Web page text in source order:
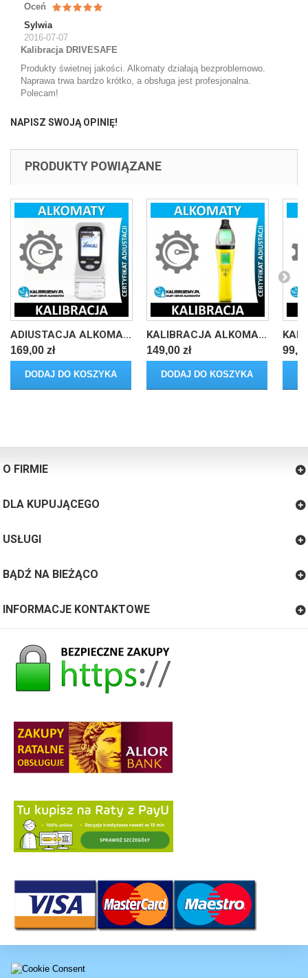
Oceń
Sylwia
2016-07-07
Kalibracja DRIVESAFE
Produkty świetnej jakości. Alkomaty działają bezproblemowo.
Naprawa trwa bardzo krótko, a obsługa jest profesjonalna.
Polecam!
NAPISZ SWOJĄ OPINIĘ!
PRODUKTY POWIĄZANE
ADIUSTACJA ALKOMA...
169,00 zł
DODAJ DO KOSZYKA
KALIBRACJA ALKOMA...
149,00 zł
DODAJ DO KOSZYKA
O FIRMIE
DLA KUPUJĄCEGO
USŁUGI
BĄDŹ NA BIEŻĄCO
INFORMACJE KONTAKTOWE